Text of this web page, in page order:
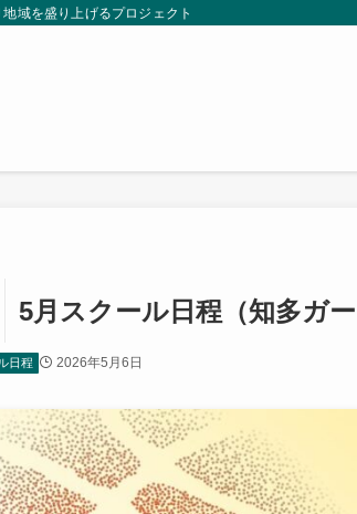
域を盛り上げるプロジェクト
5月スクール日程（知多ガー
日程 2026年5月6日